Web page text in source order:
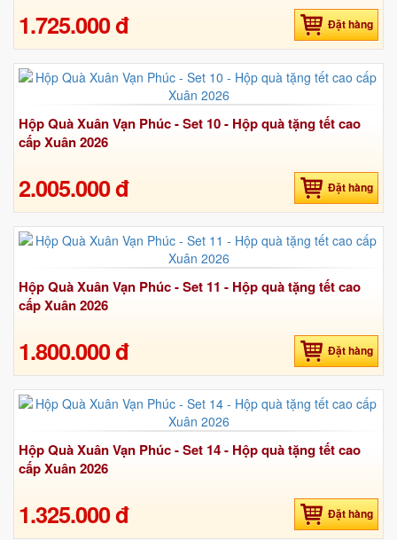
1.725.000 đ Đặt hàng
Hộp Quà Xuân Vạn Phúc - Set 10 - Hộp quà tặng tết cao
cấp Xuân 2026
2.005.000 đ Đặt hàng
Hộp Quà Xuân Vạn Phúc - Set 11 - Hộp quà tặng tết cao
cấp Xuân 2026
1.800.000 đ Đặt hàng
Hộp Quà Xuân Vạn Phúc - Set 14 - Hộp quà tặng tết cao
cấp Xuân 2026
1.325.000 đ Đặt hàng